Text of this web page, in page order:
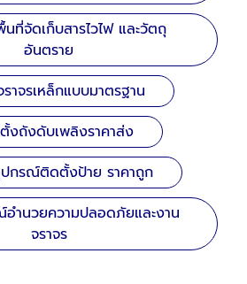
ที่จัดเก็บสารไวไฟ และวัตถุ
อันตราย
าจรเหล็กแบบมาตรฐาน
งถังดับเพลิงราคาส่ง
กรณ์ติดตั้งป้าย ราคาถูก
ำนวยความปลอดภัยและงาน
จราจร